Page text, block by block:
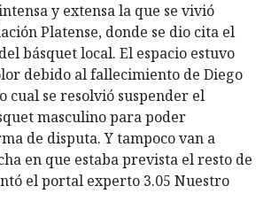
y extensa la que se vivió
Platense, donde se dio cita el
básquet local. El espacio estuvo
debido al fallecimiento de Diego
cual se resolvió suspender el
masculino para poder
de disputa. Y tampoco van a
en que estaba prevista el resto de
el portal experto 3.05 Nuestro